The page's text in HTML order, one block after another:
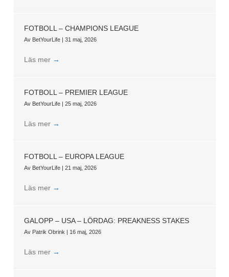
FOTBOLL – CHAMPIONS LEAGUE
Av BetYourLife | 31 maj, 2026
Läs mer →
FOTBOLL – PREMIER LEAGUE
Av BetYourLife | 25 maj, 2026
Läs mer →
FOTBOLL – EUROPA LEAGUE
Av BetYourLife | 21 maj, 2026
Läs mer →
GALOPP – USA – LÖRDAG: PREAKNESS STAKES
Av Patrik Obrink | 16 maj, 2026
Läs mer →